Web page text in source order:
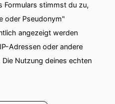
Formulars stimmst du zu,
oder Pseudonym"
angezeigt werden
Adressen oder andere
Nutzung deines echten